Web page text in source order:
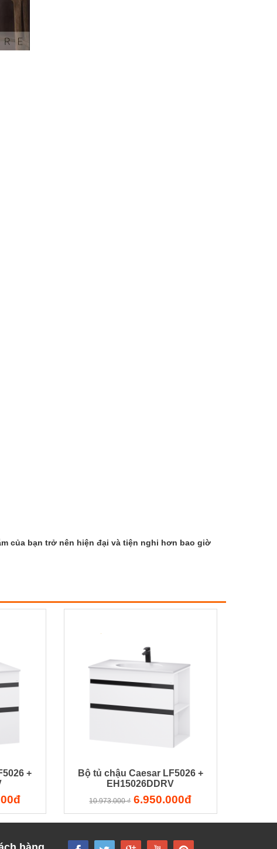
của bạn trở nên hiện đại và tiện nghi hơn bao giờ
+
Bộ tủ chậu Caesar LF5026 +
EH15026DDRV
10.973.000 ₫ 6.950.000đ